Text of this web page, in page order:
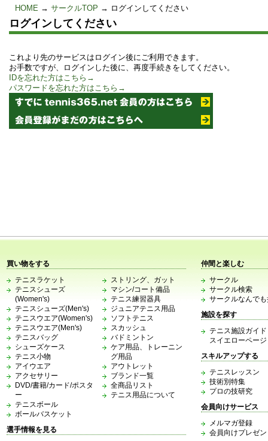
HOME → サークルTOP → ログインしてください
ログインしてください
これより先のサービスはログイン後にご利用できます。
お手数ですが、ログインした後に、再度手続きをしてください。
IDを忘れた方はこちら→
パスワードを忘れた方はこちら→
買い物をする
テニスラケット
テニスシューズ
(Women's)
テニスシューズ(Men's)
テニスウエア(Women's)
テニスウエア(Men's)
テニスバッグ
シューズケース
テニス小物
アイウエア
アクセサリー
DVD/書籍/カード/ポスタ
ー
テニスボール
ボールバスケット
ストリング、ガット
マシン/コート備品
テニス練習器具
ジュニアテニス用品
ソフトテニス
スカッシュ
バドミントン
ケア用品、トレーニン
グ用品
アウトレット
ブランド一覧
全商品リスト
テニス用品について
選手情報を見る
仲間と楽しむ
サークル
サークル検索
サークルなんで
施設を探す
テニス施設ガイ
スイエローペー
スキルアップする
テニスレッスン
技術別特集
プロの技研究
会員向けサービス
メルマガ登録
会員向けプレゼ